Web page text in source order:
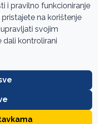
i pravilno funkcioniranje
na korištenje
svojim
dali kontrolirani